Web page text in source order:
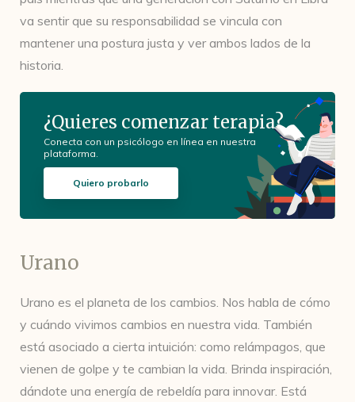
va sentir que su responsabilidad se vincula con
mantener una postura justa y ver ambos lados de la
historia.
¿Quieres comenzar terapia?
Conecta con un psicólogo en línea en nuestra
plataforma.
Quiero probarlo
Urano
Urano es el planeta de los cambios. Nos habla de cómo
y cuándo vivimos cambios en nuestra vida. También
está asociado a cierta intuición: como relámpagos, que
vienen de golpe y te cambian la vida. Brinda inspiración,
dándote una energía de rebeldía para innovar. Está